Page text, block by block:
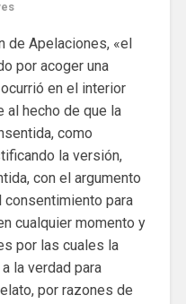
de Apelaciones, «el
por acoger una
en el interior
al hecho de que la
como
la versión,
con el argumento
para
cualquier momento y
por las cuales la
la verdad para
por razones de